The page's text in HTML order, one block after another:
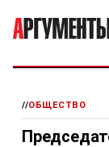
//ОБЩЕСТВО